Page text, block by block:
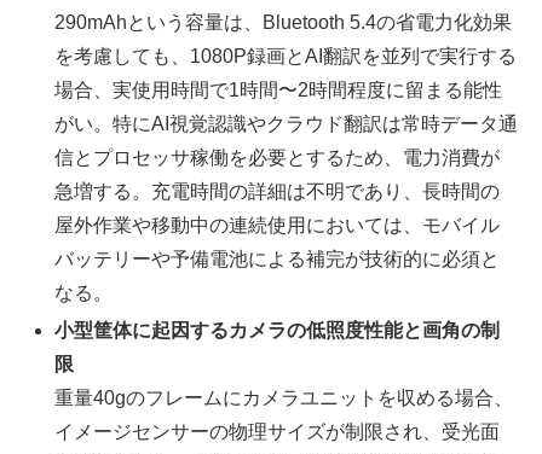
290mAhという容量は、Bluetooth 5.4の省電力化効果
を考慮しても、1080P録画とAI翻訳を並列で実行する
場合、実使用時間で1時間〜2時間程度に留まる能性
がい。特にAI視覚認識やクラウド翻訳は常時データ通
信とプロセッサ稼働を必要とするため、電力消費が
急増する。充電時間の詳細は不明であり、長時間の
屋外作業や移動中の連続使用においては、モバイル
バッテリーや予備電池による補完が技術的に必須と
なる。
小型筐体に起因するカメラの低照度性能と画角の制
限
重量40gのフレームにカメラユニットを収める場合、
イメージセンサーの物理サイズが制限され、受光面